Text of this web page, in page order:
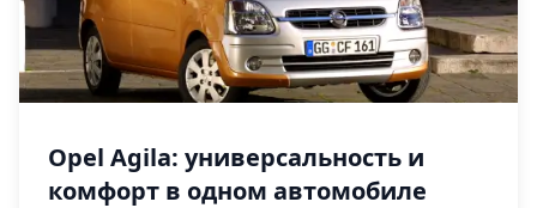
Opel Agila: универсальность и
комфорт в одном автомобиле